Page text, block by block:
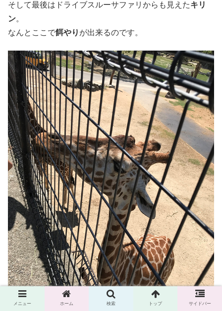
そして最後はドライブスルーサファリからも見えたキリ
ン。
なんとここで餌やり が出来るのです。
メニュー ホーム 検索 トップ サイドバー